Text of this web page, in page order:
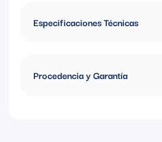
ATERRAMIENTO MALLEABLE IRON AL
Especificaciones Técnicas
Procedencia y Garantía